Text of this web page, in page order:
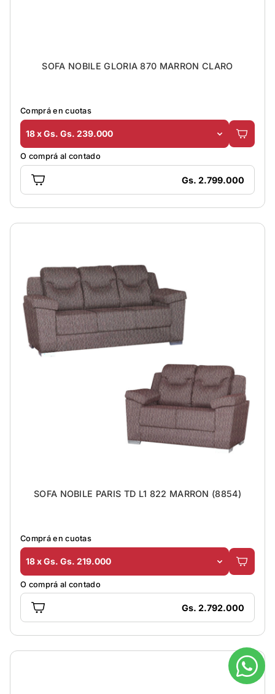
SOFA NOBILE GLORIA 870 MARRON CLARO
Comprá en cuotas
18 x Gs. Gs. 239.000
O comprá al contado
Gs. 2.799.000
SOFA NOBILE PARIS TD L1 822 MARRON (8854)
Comprá en cuotas
18 x Gs. Gs. 219.000
O comprá al contado
Gs. 2.792.000